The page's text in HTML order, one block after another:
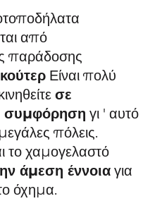
από
παράδοσης
Είναι πολύ
σε
συμφόρηση γι ' αυτό
πόλεις.
το χαμογελαστό
άμεση έννοια για
όχημα.